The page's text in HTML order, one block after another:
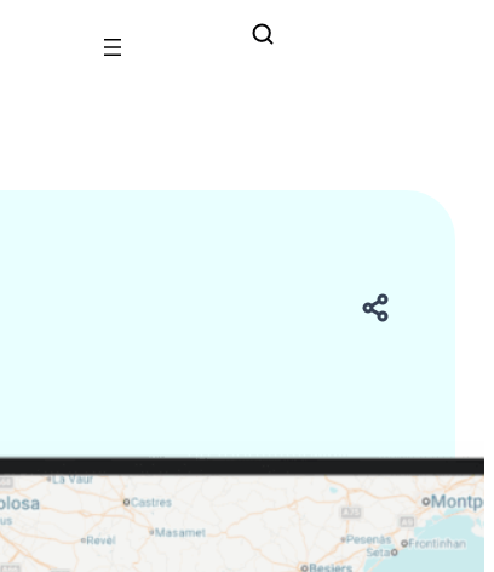
locals i autèntiques